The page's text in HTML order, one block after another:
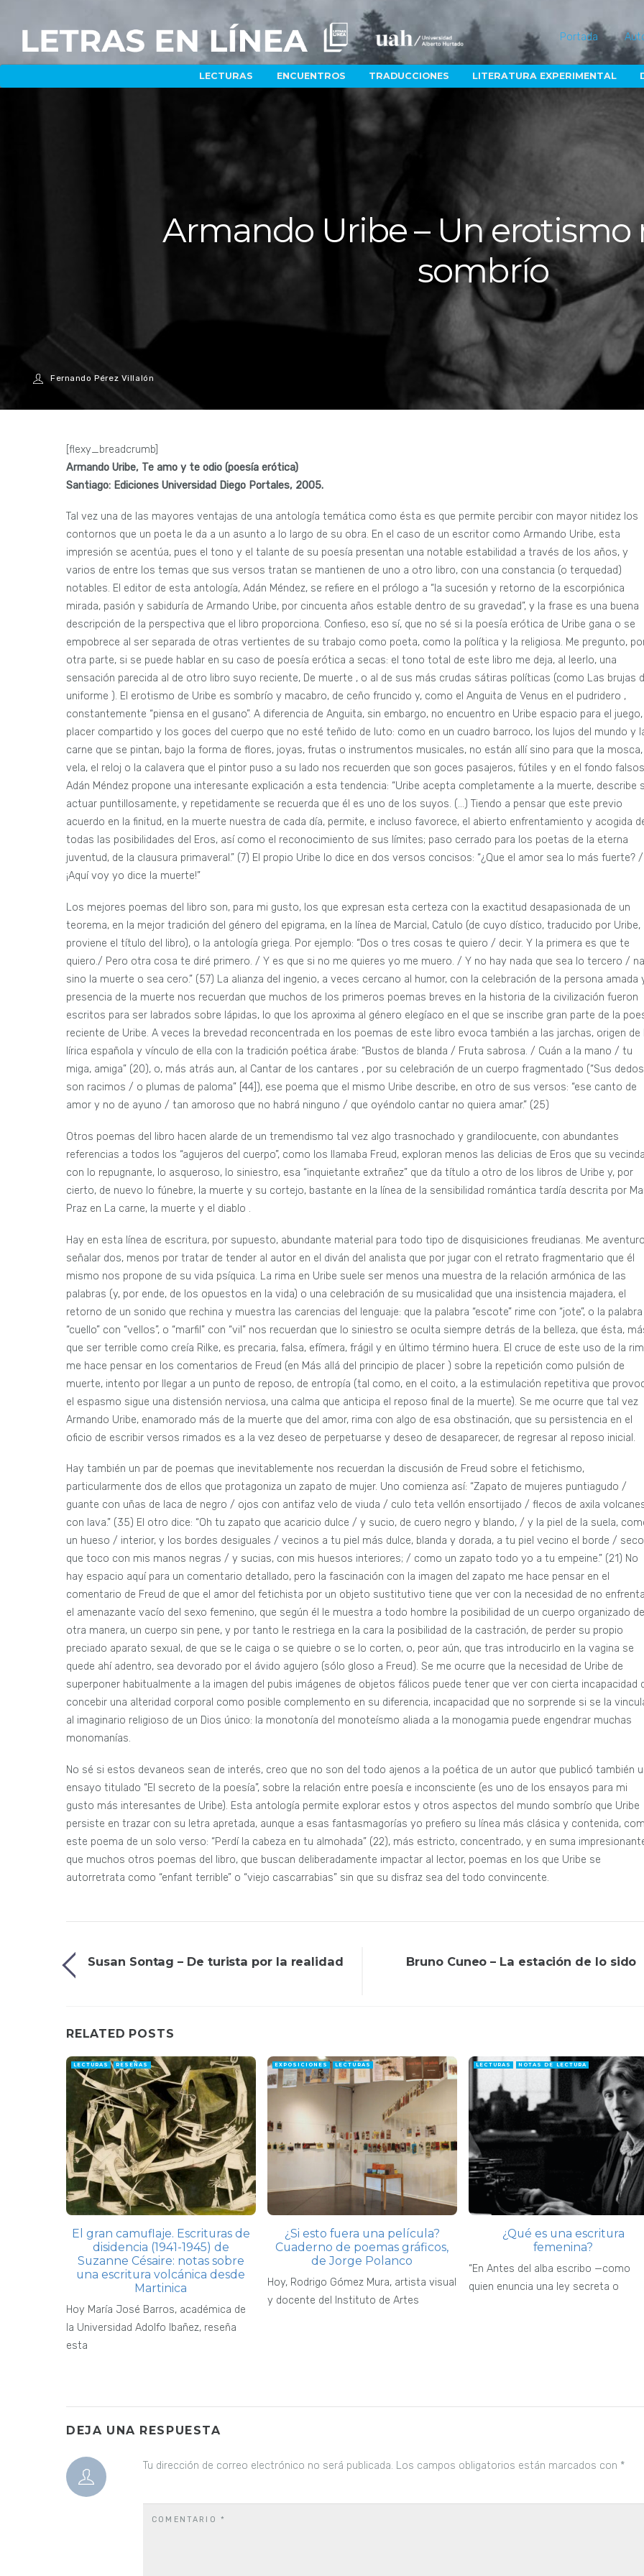
Portada
LECTURAS ENCUENTROS TRADUCCIONES LITERATURA EXPERIMENTAL
Armando Uribe – Un erotismo
sombrío
Fernando Pérez Villalón
[flexy_breadcrumb]
Armando Uribe, Te amo y te odio (poesía erótica)
Santiago: Ediciones Universidad Diego Portales, 2005.
Tal vez una de las mayores ventajas de una antología temática como ésta es que permite percibir con mayor nitidez los
contornos que un poeta le da a un asunto a lo largo de su obra. En el caso de un escritor como Armando Uribe, esta
impresión se acentúa, pues el tono y el talante de su poesía presentan una notable estabilidad a través de los años, y
varios de entre los temas que sus versos tratan se mantienen de uno a otro libro, con una constancia (o terquedad)
notables. El editor de esta antología, Adán Méndez, se refiere en el prólogo a “la sucesión y retorno de la escorpiónica
mirada, pasión y sabiduría de Armando Uribe, por cincuenta años estable dentro de su gravedad”, y la frase es una buena
descripción de la perspectiva que el libro proporciona. Confieso, eso sí, que no sé si la poesía erótica de Uribe gana o se
empobrece al ser separada de otras vertientes de su trabajo como poeta, como la política y la religiosa. Me pregunto,
otra parte, si se puede hablar en su caso de poesía erótica a secas: el tono total de este libro me deja, al leerlo, una
sensación parecida al de otro libro suyo reciente, De muerte , o al de sus más crudas sátiras políticas (como Las brujas
uniforme ). El erotismo de Uribe es sombrío y macabro, de ceño fruncido y, como el Anguita de Venus en el pudridero ,
constantemente “piensa en el gusano”. A diferencia de Anguita, sin embargo, no encuentro en Uribe espacio para el juego,
placer compartido y los goces del cuerpo que no esté teñido de luto: como en un cuadro barroco, los lujos del mundo y
carne que se pintan, bajo la forma de flores, joyas, frutas o instrumentos musicales, no están allí sino para que la mosca,
vela, el reloj o la calavera que el pintor puso a su lado nos recuerden que son goces pasajeros, fútiles y en el fondo
Adán Méndez propone una interesante explicación a esta tendencia: “Uribe acepta completamente a la muerte, describe
actuar puntillosamente, y repetidamente se recuerda que él es uno de los suyos. (…) Tiendo a pensar que este previo
acuerdo en la finitud, en la muerte nuestra de cada día, permite, e incluso favorece, el abierto enfrentamiento y acogida
todas las posibilidades del Eros, así como el reconocimiento de sus límites; paso cerrado para los poetas de la eterna
juventud, de la clausura primaveral.” (7) El propio Uribe lo dice en dos versos concisos: “¿Que el amor sea lo más fuerte? /
¡Aquí voy yo dice la muerte!”
Los mejores poemas del libro son, para mi gusto, los que expresan esta certeza con la exactitud desapasionada de un
teorema, en la mejor tradición del género del epigrama, en la línea de Marcial, Catulo (de cuyo dístico, traducido por Uribe,
proviene el título del libro), o la antología griega. Por ejemplo: “Dos o tres cosas te quiero / decir. Y la primera es que te
quiero./ Pero otra cosa te diré primero. / Y es que si no me quieres yo me muero. / Y no hay nada que sea lo tercero /
sino la muerte o sea cero.” (57) La alianza del ingenio, a veces cercano al humor, con la celebración de la persona amada
presencia de la muerte nos recuerdan que muchos de los primeros poemas breves en la historia de la civilización fueron
escritos para ser labrados sobre lápidas, lo que los aproxima al género elegíaco en el que se inscribe gran parte de la
reciente de Uribe. A veces la brevedad reconcentrada en los poemas de este libro evoca también a las jarchas, origen de
lírica española y vínculo de ella con la tradición poética árabe: “Bustos de blanda / Fruta sabrosa. / Cuán a la mano / tu
miga, amiga” (20), o, más atrás aun, al Cantar de los cantares , por su celebración de un cuerpo fragmentado (“Sus dedos
son racimos / o plumas de paloma” [44]), ese poema que el mismo Uribe describe, en otro de sus versos: “ese canto de
amor y no de ayuno / tan amoroso que no habrá ninguno / que oyéndolo cantar no quiera amar.” (25)
Otros poemas del libro hacen alarde de un tremendismo tal vez algo trasnochado y grandilocuente, con abundantes
referencias a todos los “agujeros del cuerpo”, como los llamaba Freud, exploran menos las delicias de Eros que su
con lo repugnante, lo asqueroso, lo siniestro, esa “inquietante extrañez” que da título a otro de los libros de Uribe y, por
cierto, de nuevo lo fúnebre, la muerte y su cortejo, bastante en la línea de la sensibilidad romántica tardía descrita por
Praz en La carne, la muerte y el diablo .
Hay en esta línea de escritura, por supuesto, abundante material para todo tipo de disquisiciones freudianas. Me
señalar dos, menos por tratar de tender al autor en el diván del analista que por jugar con el retrato fragmentario que él
mismo nos propone de su vida psíquica. La rima en Uribe suele ser menos una muestra de la relación armónica de las
palabras (y, por ende, de los opuestos en la vida) o una celebración de su musicalidad que una insistencia majadera, el
retorno de un sonido que rechina y muestra las carencias del lenguaje: que la palabra “escote” rime con “jote”, o la palabra
“cuello” con “vellos”, o “marfil” con “vil” nos recuerdan que lo siniestro se oculta siempre detrás de la belleza, que ésta,
que ser terrible como creía Rilke, es precaria, falsa, efímera, frágil y en último término huera. El cruce de este uso de la
me hace pensar en los comentarios de Freud (en Más allá del principio de placer ) sobre la repetición como pulsión de
muerte, intento por llegar a un punto de reposo, de entropía (tal como, en el coito, a la estimulación repetitiva que
el espasmo sigue una distensión nerviosa, una calma que anticipa el reposo final de la muerte). Se me ocurre que tal vez
Armando Uribe, enamorado más de la muerte que del amor, rima con algo de esa obstinación, que su persistencia en el
oficio de escribir versos rimados es a la vez deseo de perpetuarse y deseo de desaparecer, de regresar al reposo inicial.
Hay también un par de poemas que inevitablemente nos recuerdan la discusión de Freud sobre el fetichismo,
particularmente dos de ellos que protagoniza un zapato de mujer. Uno comienza así: “Zapato de mujeres puntiagudo /
guante con uñas de laca de negro / ojos con antifaz velo de viuda / culo teta vellón ensortijado / flecos de axila
con lava.” (35) El otro dice: “Oh tu zapato que acaricio dulce / y sucio, de cuero negro y blando, / y la piel de la suela,
un hueso / interior, y los bordes desiguales / vecinos a tu piel más dulce, blanda y dorada, a tu piel vecino el borde / seco
que toco con mis manos negras / y sucias, con mis huesos interiores; / como un zapato todo yo a tu empeine.” (21) No
hay espacio aquí para un comentario detallado, pero la fascinación con la imagen del zapato me hace pensar en el
comentario de Freud de que el amor del fetichista por un objeto sustitutivo tiene que ver con la necesidad de no
el amenazante vacío del sexo femenino, que según él le muestra a todo hombre la posibilidad de un cuerpo organizado de
otra manera, un cuerpo sin pene, y por tanto le restriega en la cara la posibilidad de la castración, de perder su propio
preciado aparato sexual, de que se le caiga o se quiebre o se lo corten, o, peor aún, que tras introducirlo en la vagina se
quede ahí adentro, sea devorado por el ávido agujero (sólo gloso a Freud). Se me ocurre que la necesidad de Uribe de
superponer habitualmente a la imagen del pubis imágenes de objetos fálicos puede tener que ver con cierta incapacidad
concebir una alteridad corporal como posible complemento en su diferencia, incapacidad que no sorprende si se la
al imaginario religioso de un Dios único: la monotonía del monoteísmo aliada a la monogamia puede engendrar muchas
monomanías.
No sé si estos devaneos sean de interés, creo que no son del todo ajenos a la poética de un autor que publicó también
ensayo titulado “El secreto de la poesía”, sobre la relación entre poesía e inconsciente (es uno de los ensayos para mi
gusto más interesantes de Uribe). Esta antología permite explorar estos y otros aspectos del mundo sombrío que Uribe
persiste en trazar con su letra apretada, aunque a esas fantasmagorías yo prefiero su línea más clásica y contenida,
este poema de un solo verso: “Perdí la cabeza en tu almohada” (22), más estricto, concentrado, y en suma
que muchos otros poemas del libro, que buscan deliberadamente impactar al lector, poemas en los que Uribe se
autorretrata como “enfant terrible” o “viejo cascarrabias” sin que su disfraz sea del todo convincente.
Susan Sontag – De turista por la realidad Bruno Cuneo – La estación de lo sido
RELATED POSTS
LECTURAS RESEÑAS
El gran camuflaje. Escrituras de
disidencia (1941-1945) de
Suzanne Césaire: notas sobre
una escritura volcánica desde
Martinica
Hoy María José Barros, académica de
la Universidad Adolfo Ibañez, reseña
esta
EXPOSICIONES LECTURAS
¿Si esto fuera una película?
Cuaderno de poemas gráficos,
de Jorge Polanco
Hoy, Rodrigo Gómez Mura, artista visual
y docente del Instituto de Artes
LECTURAS NOTAS DE LECTURA
¿Qué es una escritura
femenina?
“En Antes del alba escribo —como
quien enuncia una ley secreta o
DEJA UNA RESPUESTA
Tu dirección de correo electrónico no será publicada. Los campos obligatorios están marcados con *
COMENTARIO *